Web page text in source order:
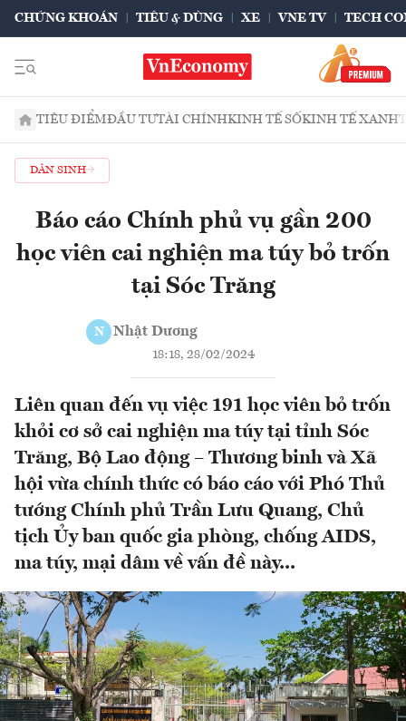
CHỨNG KHOÁN TIÊU & DÙNG XE VNE TV TECH
TIÊU ĐIỂMĐẦU TƯTÀI CHÍNHKINH TẾ SỐKINH TẾ XANH
DÂN SINH
Báo cáo Chính phủ vụ gần 200
học viên cai nghiện ma túy bỏ trốn
tại Sóc Trăng
N Nhật Dương
18:18, 28/02/2024
Liên quan đến vụ việc 191 học viên bỏ trốn
khỏi cơ sở cai nghiện ma túy tại tỉnh Sóc
Trăng, Bộ Lao động – Thương binh và Xã
hội vừa chính thức có báo cáo với Phó Thủ
tướng Chính phủ Trần Lưu Quang, Chủ
tịch Ủy ban quốc gia phòng, chống AIDS,
ma túy, mại dâm về vấn đề này...